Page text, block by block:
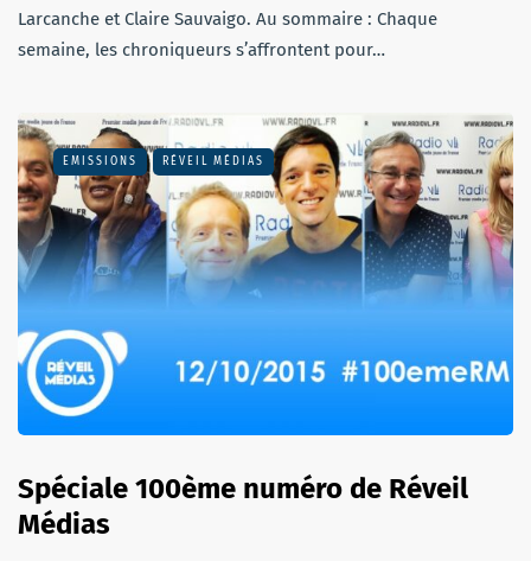
Larcanche et Claire Sauvaigo. Au sommaire : Chaque
semaine, les chroniqueurs s’affrontent pour…
EMISSIONS RÉVEIL MÉDIAS
Spéciale 100ème numéro de Réveil
Médias